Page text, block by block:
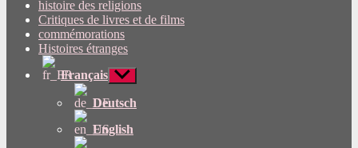
histoire des religions
Critiques de livres et de films
commémorations
Histoires étranges
Français Afficher
le
sous-
menu
Deutsch
English